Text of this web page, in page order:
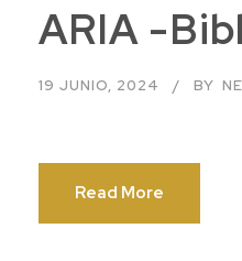
ARIA -
19 JUNIO, 2024 BY
Read More